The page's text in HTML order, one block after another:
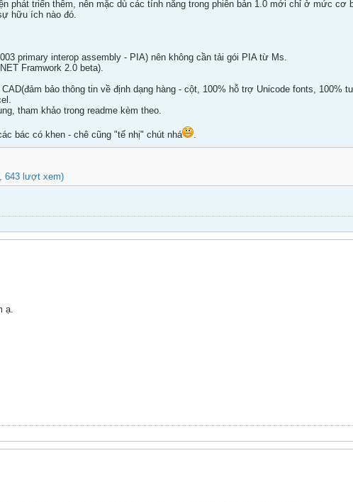
phát triển thêm, nên mặc dù các tính năng trong phiên bản 1.0 mới chỉ ở mức cơ
hữu ích nào đó.
primary interop assembly - PIA) nên không cần tải gói PIA từ Ms.
Framwork 2.0 beta).
bảo thông tin về định dạng hàng - cột, 100% hỗ trợ Unicode fonts, 100%
tham khảo trong readme kèm theo.
bác có khen - chê cũng "tế nhị" chút nhá .
643 lượt xem)
ạ.